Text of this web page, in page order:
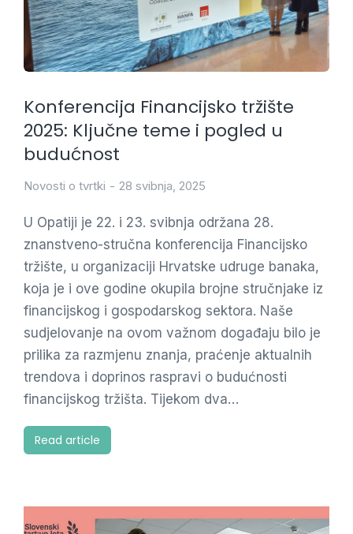
Konferencija Financijsko tržište
2025: Ključne teme i pogled u
budućnost
Novosti o tvrtki 28 svibnja, 2025
U Opatiji je 22. i 23. svibnja održana 28.
znanstveno-stručna konferencija Financijsko
tržište, u organizaciji Hrvatske udruge banaka,
koja je i ove godine okupila brojne stručnjake iz
financijskog i gospodarskog sektora. Naše
sudjelovanje na ovom važnom događaju bilo je
prilika za razmjenu znanja, praćenje aktualnih
trendova i doprinos raspravi o budućnosti
financijskog tržišta. Tijekom dva…
Read article